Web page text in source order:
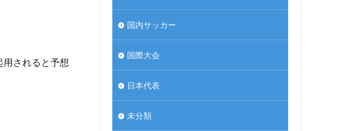
されると予想
国内サッカー
国際大会
日本代表
未分類